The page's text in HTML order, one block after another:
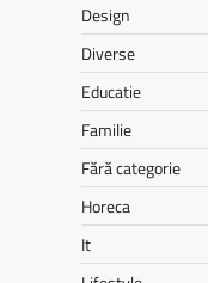
Design
Diverse
Educatie
Familie
Fără categorie
Horeca
It